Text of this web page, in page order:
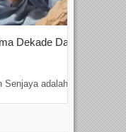
Dekade Dalam
adalah...